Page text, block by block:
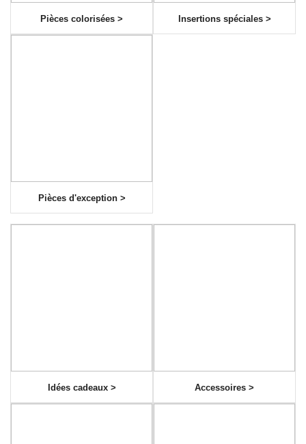
Pièces colorisées > Insertions spéciales >
Pièces d'exception >
Idées cadeaux > Accessoires >